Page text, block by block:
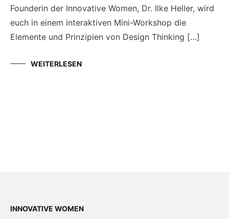
Founderin der Innovative Women, Dr. Ilke Heller, wird
euch in einem interaktiven Mini-Workshop die
Elemente und Prinzipien von Design Thinking […]
WEITERLESEN
INNOVATIVE WOMEN